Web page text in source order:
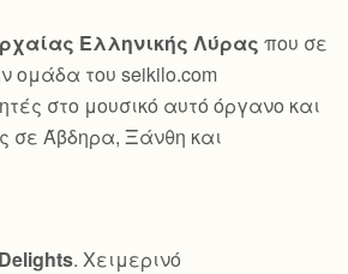
Ελληνικής Λύρας που σε
ομάδα του seikilo.com
στο μουσικό αυτό όργανο και
σε Άβδηρα, Ξάνθη και
. Χειμερινό